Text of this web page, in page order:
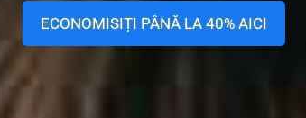
ECONOMISIȚI PÂNĂ LA 40% AICI